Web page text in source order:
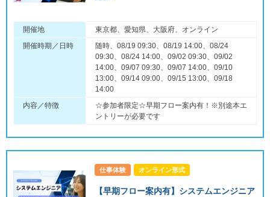
開催地
東京都、愛知県、大阪府、オンライン
開催時期／日時
随時、08/19 09:30、08/19 14:00、08/24
09:30、08/24 14:00、09/02 09:30、09/02
14:00、09/07 09:30、09/07 14:00、09/10
13:00、09/14 09:00、09/15 13:00、09/18
14:00
内容／特徴
☆参加者限定☆早期フロー案内有！※別途本エ
ントリーが必要です
仕事体験 オンライン形式
【早期フロー案内有】システムエンジニア